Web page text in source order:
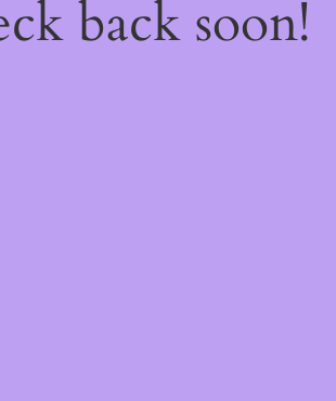
back soon!